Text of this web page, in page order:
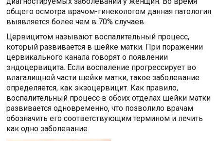
общего осмотра врачом-гинекологом данная патология
выявляется более чем в 70% случаев.
Цервицитом называют воспалительный процесс,
который развивается в шейке матки. При поражении
цервикального канала говорят о появлении
эндоцервицита. Если воспаление прогрессирует во
влагалищной части шейки матки, такое заболевание
определяется, как экзоцервицит. Как правило,
воспалительный процесс в обоих отделах шейки матки
развивается одновременно, что позволило врачам
обозначить его соответствующим термином и лечить
как одно заболевание.